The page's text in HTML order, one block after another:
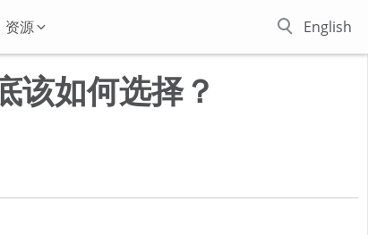
资源 English
该如何选择？